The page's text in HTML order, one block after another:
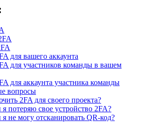
для вашего аккаунта
для участников команды в вашем
для аккаунта участника команды
вопросы
2FA для своего проекта?
я потеряю свое устройство 2FA?
я не могу отсканировать QR-код?